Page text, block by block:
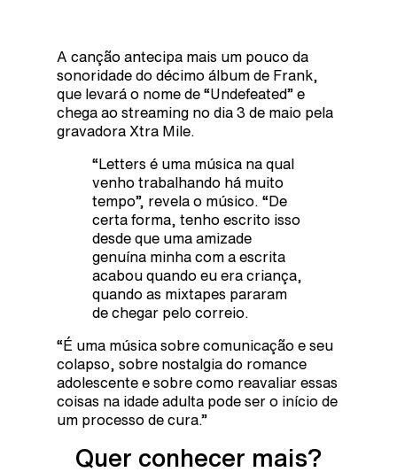
A canção antecipa mais um pouco da
sonoridade do décimo álbum de Frank,
que levará o nome de “Undefeated” e
chega ao streaming no dia 3 de maio pela
gravadora Xtra Mile.
“Letters é uma música na qual
venho trabalhando há muito
tempo”, revela o músico. “De
certa forma, tenho escrito isso
desde que uma amizade
genuína minha com a escrita
acabou quando eu era criança,
quando as mixtapes pararam
de chegar pelo correio.
“É uma música sobre comunicação e seu
colapso, sobre nostalgia do romance
adolescente e sobre como reavaliar essas
coisas na idade adulta pode ser o início de
um processo de cura.”
Quer conhecer mais?